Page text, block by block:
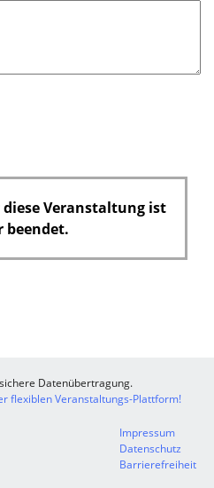
Veranstaltung ist
beendet.
Datenübertragung.
flexiblen Veranstaltungs-Plattform!
Impressum
Datenschutz
Barrierefreiheit